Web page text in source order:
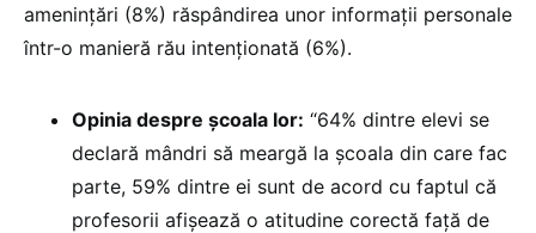
amenințări (8%) răspândirea unor informații personale
într-o manieră rău intenționată (6%).
Opinia despre școala lor: “64% dintre elevi se
declară mândri să meargă la școala din care fac
parte, 59% dintre ei sunt de acord cu faptul că
profesorii afișează o atitudine corectă față de